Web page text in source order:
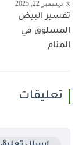
ديسمبر 22, 2025
تفسير البيض
المسلوق في
المنام
تعليقات